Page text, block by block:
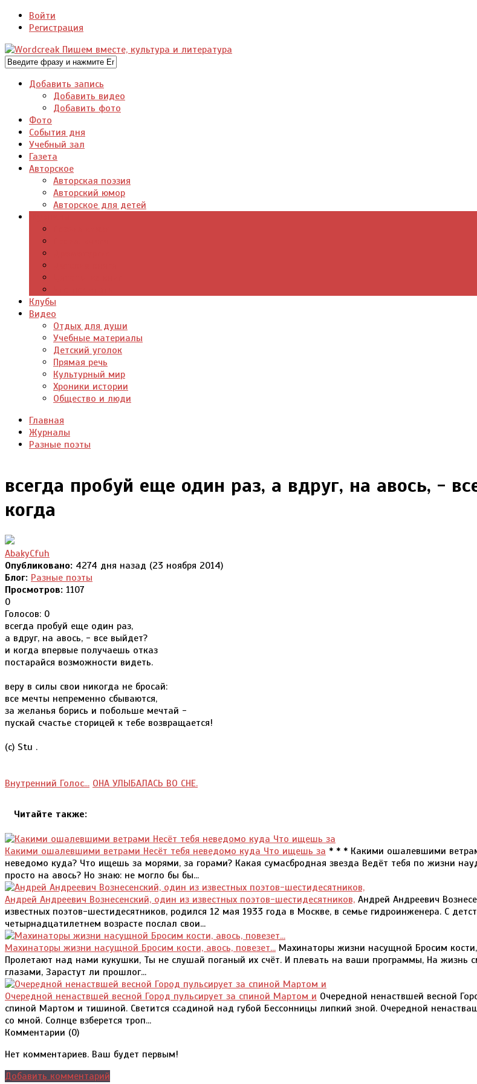
Войти
Регистрация
Добавить запись
Добавить видео
Добавить фото
Фото
События дня
Учебный зал
Газета
Авторское
Авторская поэзия
Авторский юмор
Авторское для детей
Клубы
Видео
Отдых для души
Учебные материалы
Детский уголок
Прямая речь
Культурный мир
Хроники истории
Общество и люди
Главная
Журналы
Разные поэты
всегда пробуй еще один раз, а вдруг, на авось, -
когда
AbakyCfuh
Опубликовано: 4274 дня назад (23 ноября 2014)
Блог: Разные поэты
Просмотров: 1107
0
Голосов: 0
всегда пробуй еще один раз,
а вдруг, на авось, - все выйдет?
и когда впервые получаешь отказ
постарайся возможности видеть.
веру в силы свои никогда не бросай:
все мечты непременно сбываются,
за желанья борись и побольше мечтай -
пускай счастье сторицей к тебе возвращается!
(c) Stu .
Внутренний Голос... ОНА УЛЫБАЛАСЬ ВО СНЕ.
Читайте также:
Какими ошалевшими ветрами Несёт тебя неведомо куда Что ищешь за * * * Какими ошалевшими
неведомо куда? Что ищешь за морями, за горами? Какая сумасбродная звезда Ведёт тебя по жизни
просто на авось? Но знаю: не могло бы бы...
Андрей Андреевич Вознесенский, один из известных поэтов-шестидесятников, Андрей Андреевич
известных поэтов-шестидесятников, родился 12 мая 1933 года в Москве, в семье гидроинженера. С
четырнадцатилетнем возрасте послал свои...
Махинаторы жизни насущной Бросим кости, авось, повезет... Махинаторы жизни насущной Бросим кости,
Пролетают над нами кукушки, Ты не слушай поганый их счёт. И плевать на ваши программы, На жизнь
глазами, Зарастут ли прошлог...
Очередной ненаствшей весной Город пульсирует за спиной Мартом и Очередной ненаствшей весной
спиной Мартом и тишиной. Светится ссадиной над губой Бессонницы липкий зной. Очередной
со мной. Солнце взберется троп...
Комментарии (0)
Нет комментариев. Ваш будет первым!
Добавить комментарий